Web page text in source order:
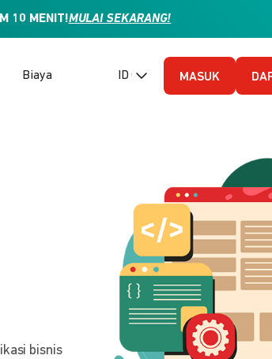
10 MENIT!MULAI SEKARANG!
Biaya ID (Bahasa Indonesia)
MASUK
bisnis